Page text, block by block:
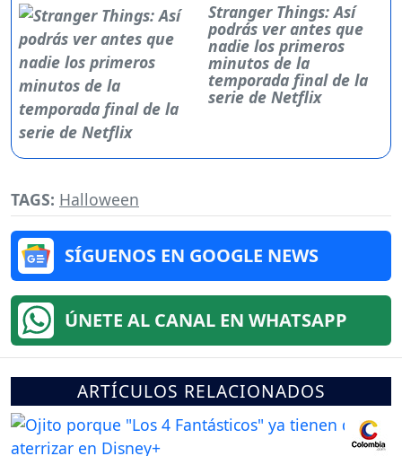
Stranger Things: Así
podrás ver antes que
nadie los primeros
minutos de la
temporada final de la
serie de Netflix
TAGS: Halloween
SÍGUENOS EN GOOGLE NEWS
ÚNETE AL CANAL EN WHATSAPP
ARTÍCULOS RELACIONADOS